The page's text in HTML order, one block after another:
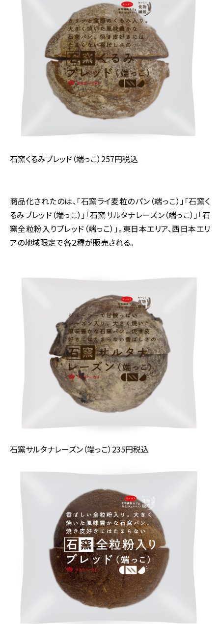
石窯くるみブレッド（端っこ）257円税込
商品化されたのは、「石窯ライ麦粒のパン（端っこ）」「石窯く
るみブレッド（端っこ）」「石窯サルタナレーズン（端っこ）」「石
窯全粒粉入りブレッド（端っこ）」。東日本エリア、西日本エリ
アの地域限定で各２種が販売される。
石窯サルタナレーズン（端っこ）235円税込